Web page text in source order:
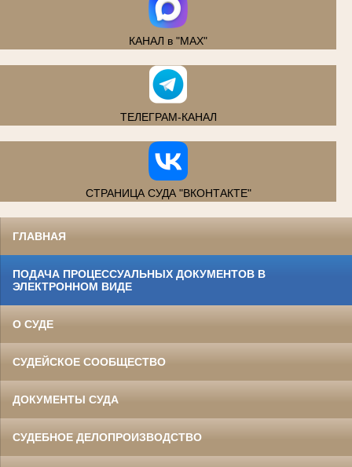
КАНАЛ в "MAX"
ТЕЛЕГРАМ-КАНАЛ
СТРАНИЦА СУДА "ВКОНТАКТЕ"
ГЛАВНАЯ
ПОДАЧА ПРОЦЕССУАЛЬНЫХ ДОКУМЕНТОВ В
ЭЛЕКТРОННОМ ВИДЕ
О СУДЕ
СУДЕЙСКОЕ СООБЩЕСТВО
ДОКУМЕНТЫ СУДА
СУДЕБНОЕ ДЕЛОПРОИЗВОДСТВО